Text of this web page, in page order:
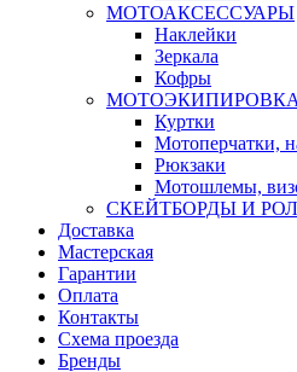
МОТОАКСЕССУАРЫ
Наклейки
Зеркала
Кофры
МОТОЭКИПИРОВКА
Куртки
Мотоперчатки,
Рюкзаки
Мотошлемы,
СКЕЙТБОРДЫ И
Доставка
Мастерская
Гарантии
Оплата
Контакты
Схема проезда
Бренды